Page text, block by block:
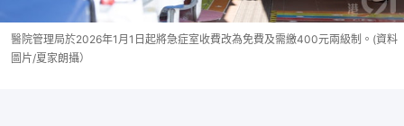
醫院管理局於2026年1月1日起將急症室收費改為免費及需繳400元兩級制。(資料
圖片/夏家朗攝）